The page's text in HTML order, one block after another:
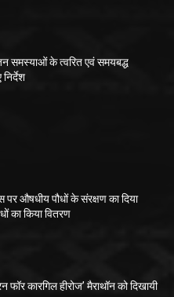
समस्याओं के त्वरित एवं समयबद्ध
पर औषधीय पौधों के संरक्षण का दिया
का किया वितरण
फॉर कारगिल हीरोज’ मैराथॉन को दिखायी